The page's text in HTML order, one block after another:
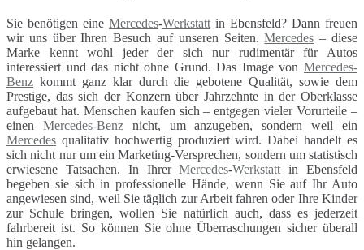
Sie benötigen eine Mercedes-Werkstatt in Ebensfeld? Dann freuen
wir uns über Ihren Besuch auf unseren Seiten.Mercedes – diese
Marke kennt wohl jeder der sich nur rudimentär für Autos
interessiert und das nicht ohne Grund. Das Image von Mercedes-
Benz kommt ganz klar durch die gebotene Qualität, sowie dem
Prestige, das sich der Konzern über Jahrzehnte in der Oberklasse
aufgebaut hat. Menschen kaufen sich – entgegen vieler Vorurteile –
einen Mercedes-Benznicht, um anzugeben, sondern weil ein
Mercedes qualitativ hochwertig produziert wird. Dabei handelt es
sich nicht nur um ein Marketing-Versprechen, sondern um statistisch
erwiesene Tatsachen. In IhrerMercedes-Werkstatt in Ebensfeld
begeben sie sich in professionelle Hände, wenn Sie auf Ihr Auto
angewiesen sind, weil Sie täglich zur Arbeit fahren oder Ihre Kinder
zur Schule bringen, wollen Sie natürlich auch, dass es jederzeit
fahrbereit ist. So können Sie ohne Überraschungen sicher überall
hin gelangen.